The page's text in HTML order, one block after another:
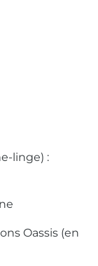
linge) :
Oassis (en